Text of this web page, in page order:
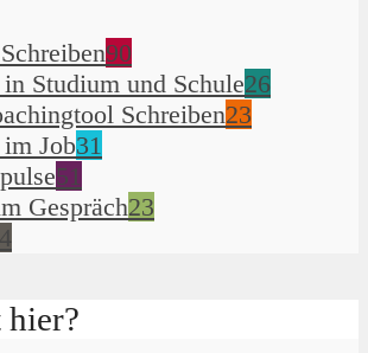
90
Studium und Schule26
Schreiben23
im Job31
51
Gespräch23